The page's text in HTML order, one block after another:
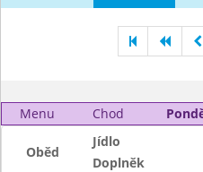
Menu Chod
Oběd
Jídlo
Doplněk